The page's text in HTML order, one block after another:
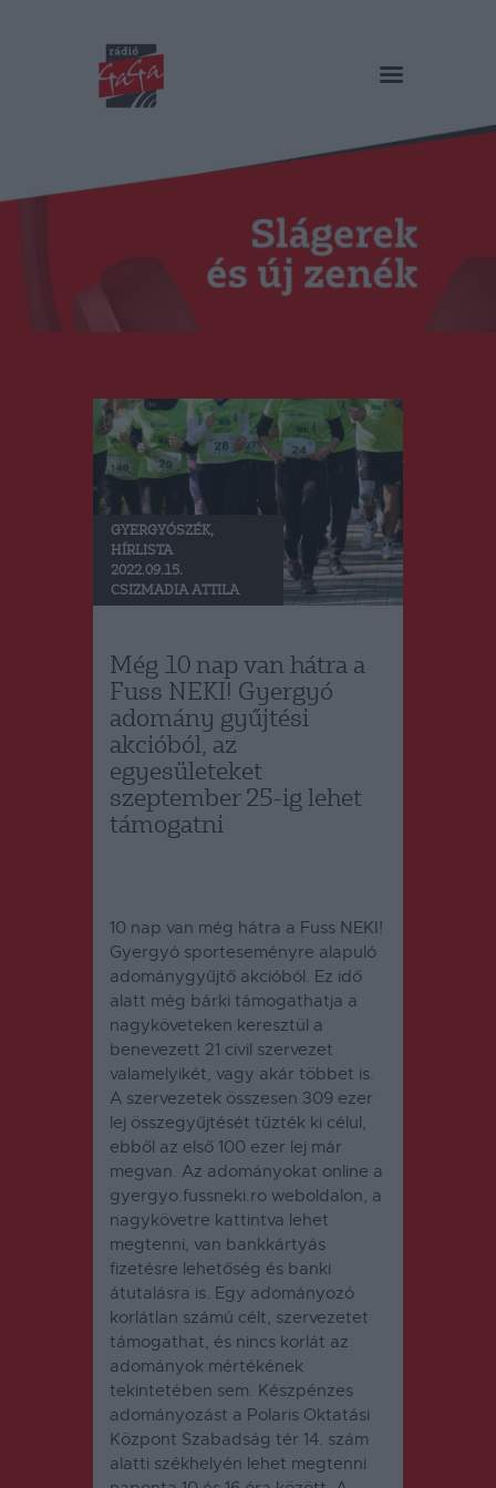
RÁDIÓ GAGA
Műsorok
Duma Duba
Podcast és videók
Stáb
Kapcsolat
RO
GYERGYÓSZÉK,
HÍRLISTA
2022.09.15.
CSIZMADIA ATTILA
Még 10 nap van hátra a
Fuss NEKI! Gyergyó
adomány gyűjtési
akcióból, az
egyesületeket
szeptember 25-ig lehet
támogatni
10 nap van még hátra a Fuss NEKI!
Gyergyó sporteseményre alapuló
adománygyűjtő akcióból. Ez idő
alatt még bárki támogathatja a
nagyköveteken keresztül a
benevezett 21 civil szervezet
valamelyikét, vagy akár többet is.
A szervezetek összesen 309 ezer
lej összegyűjtését tűzték ki célul,
ebből az első 100 ezer lej már
megvan. Az adományokat online a
gyergyo.fussneki.ro weboldalon, a
nagykövetre kattintva lehet
megtenni, van bankkártyás
fizetésre lehetőség és banki
átutalásra is. Egy adományozó
korlátlan számú célt, szervezetet
támogathat, és nincs korlát az
adományok mértékének
tekintetében sem. Készpénzes
adományozást a Polaris Oktatási
Központ Szabadság tér 14. szám
alatti székhelyén lehet megtenni